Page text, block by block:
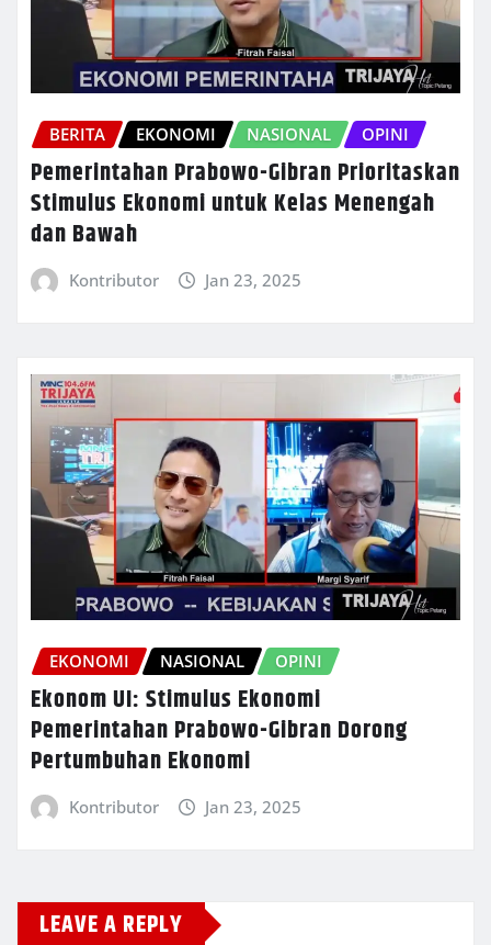
BERITA EKONOMI NASIONAL OPINI
Pemerintahan Prabowo-Gibran Prioritaskan
Stimulus Ekonomi untuk Kelas Menengah
dan Bawah
Kontributor Jan 23, 2025
EKONOMI NASIONAL OPINI
Ekonom UI: Stimulus Ekonomi
Pemerintahan Prabowo-Gibran Dorong
Pertumbuhan Ekonomi
Kontributor Jan 23, 2025
LEAVE A REPLY